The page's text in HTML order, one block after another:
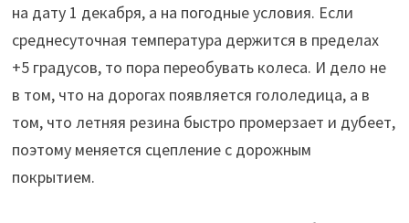
на дату 1 декабря, а на погодные условия. Если
среднесуточная температура держится в пределах
+5 градусов, то пора переобувать колеса. И дело не
в том, что на дорогах появляется гололедица, а в
том, что летняя резина быстро промерзает и дубеет,
поэтому меняется сцепление с дорожным
покрытием.